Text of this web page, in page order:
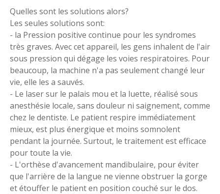
Quelles sont les solutions alors?
Les seules solutions sont:
- la Pression positive continue pour les syndromes
très graves. Avec cet appareil, les gens inhalent de l'air
sous pression qui dégage les voies respiratoires. Pour
beaucoup, la machine n'a pas seulement changé leur
vie, elle les a sauvés.
- Le laser sur le palais mou et la luette, réalisé sous
anesthésie locale, sans douleur ni saignement, comme
chez le dentiste. Le patient respire immédiatement
mieux, est plus énergique et moins somnolent
pendant la journée. Surtout, le traitement est efficace
pour toute la vie.
- L'orthèse d'avancement mandibulaire, pour éviter
que l'arrière de la langue ne vienne obstruer la gorge
et étouffer le patient en position couché sur le dos.